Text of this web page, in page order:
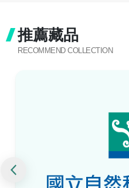
推薦藏品
RECOMMEND COLLECTION